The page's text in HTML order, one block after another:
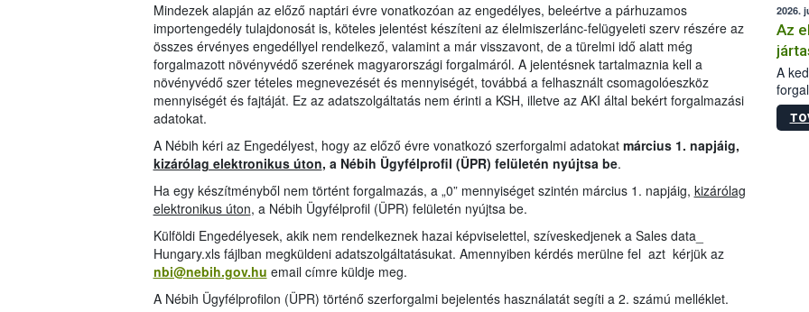
Mindezek alapján az előző naptári évre vonatkozóan az engedélyes, beleértve a párhuzamos
importengedély tulajdonosát is, köteles jelentést készíteni az élelmiszerlánc-felügyeleti szerv részére az
összes érvényes engedéllyel rendelkező, valamint a már visszavont, de a türelmi idő alatt még
forgalmazott növényvédő szerének magyarországi forgalmáról. A jelentésnek tartalmaznia kell a
növényvédő szer tételes megnevezését és mennyiségét, továbbá a felhasznált csomagolóeszköz
mennyiségét és fajtáját. Ez az adatszolgáltatás nem érinti a KSH, illetve az AKI által bekért forgalmazási
adatokat.
A Nébih kéri az Engedélyest, hogy az előző évre vonatkozó szerforgalmi adatokat március 1. napjáig,
kizárólag elektronikus úton, a Nébih Ügyfélprofil (ÜPR) felületén nyújtsa be.
Ha egy készítményből nem történt forgalmazás, a „0” mennyiséget szintén március 1. napjáig, kizárólag
elektronikus úton, a Nébih Ügyfélprofil (ÜPR) felületén nyújtsa be.
Külföldi Engedélyesek, akik nem rendelkeznek hazai képviselettel, szíveskedjenek a Sales data_
Hungary.xls fájlban megküldeni adatszolgáltatásukat. Amennyiben kérdés merülne fel azt kérjük az
nbi@nebih.gov.hu email címre küldje meg.
A Nébih Ügyfélprofilon (ÜPR) történő szerforgalmi bejelentés használatát segíti a 2. számú melléklet.
2026.
Az
A